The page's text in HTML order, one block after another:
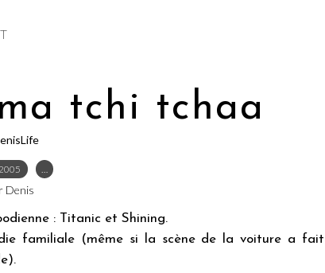
tchi tchaa
…
Denis
: Titanic et Shining.
familiale (même si la scène de la voiture a fait